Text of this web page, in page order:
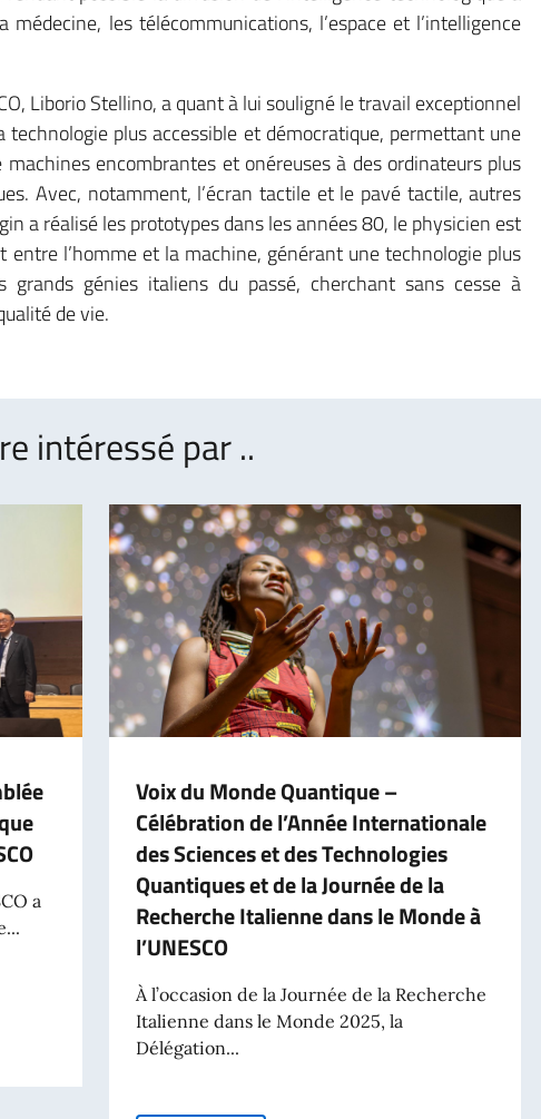
les télécommunications, l’espace et l’intelligence
Liborio Stellino, a quant à lui souligné le travail exceptionnel
plus accessible et démocratique, permettant une
encombrantes et onéreuses à des ordinateurs plus
Avec, notamment, l’écran tactile et le pavé tactile, autres
a réalisé les prototypes dans les années 80, le physicien est
entre l’homme et la machine, générant une technologie plus
génies italiens du passé, cherchant sans cesse à
de vie.
intéressé par ..
a
de la Commission océanographique intergouvernementale de l’UNESCO
Voix du Monde Quantique –
Célébration de l’Année Internationale
des Sciences et des Technologies
Quantiques et de la Journée de la
Recherche Italienne dans le Monde à
l’UNESCO
À l’occasion de la Journée de la Recherche
Italienne dans le Monde 2025, la
Délégation...